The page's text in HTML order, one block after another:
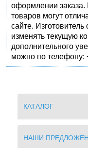
оформлении
товаров могут
сайте.
изменять текущую
дополнительного
можно по телефону:
КАТАЛОГ
НАШИ